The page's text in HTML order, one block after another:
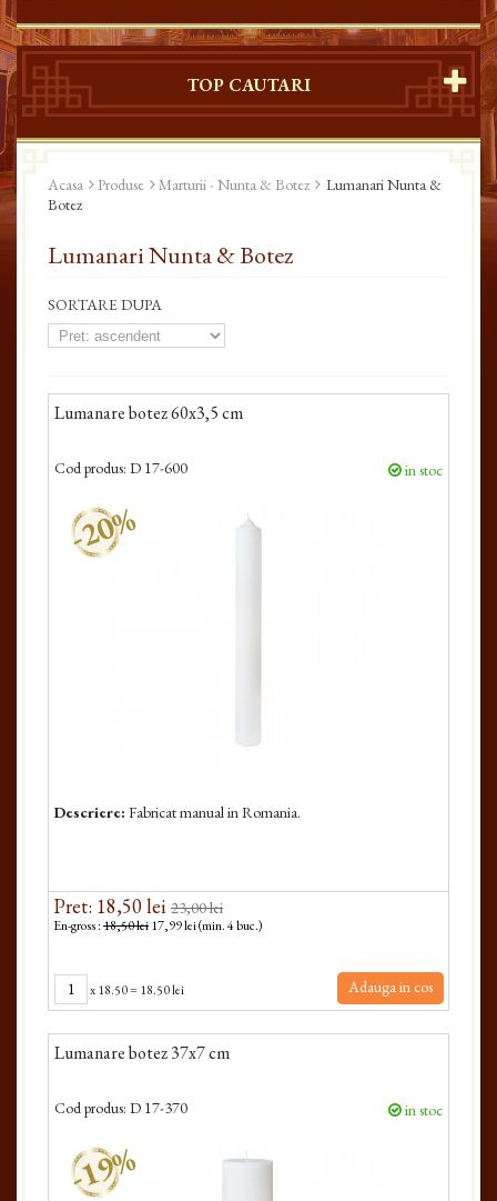
TOP CAUTARI
Acasa Produse Marturii - Nunta & Botez
Lumanari Nunta &
Botez
Lumanari Nunta & Botez
SORTARE DUPA
Lumanare botez 60x3,5 cm
Cod produs: D 17-600 in stoc
-20%
Descriere: Fabricat manual in Romania.
Pret: 18,50 lei 23,00 lei
En-gross :18,50 lei17,99 lei (min. 4 buc.)
x18.50= 18.50 lei Adauga in cos
Lumanare botez 37x7 cm
Cod produs: D 17-370 in stoc
-19%